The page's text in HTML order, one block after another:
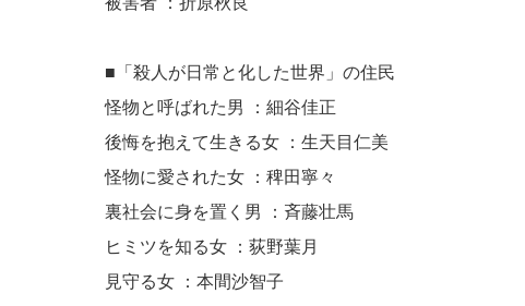
■「殺人が日常と化した世界」の住民
怪物と呼ばれた男 ：細谷佳正
後悔を抱えて生きる女 ：生天目仁美
怪物に愛された女 ：稗田寧々
裏社会に身を置く男 ：斉藤壮馬
ヒミツを知る女 ：荻野葉月
見守る女 ：本間沙智子